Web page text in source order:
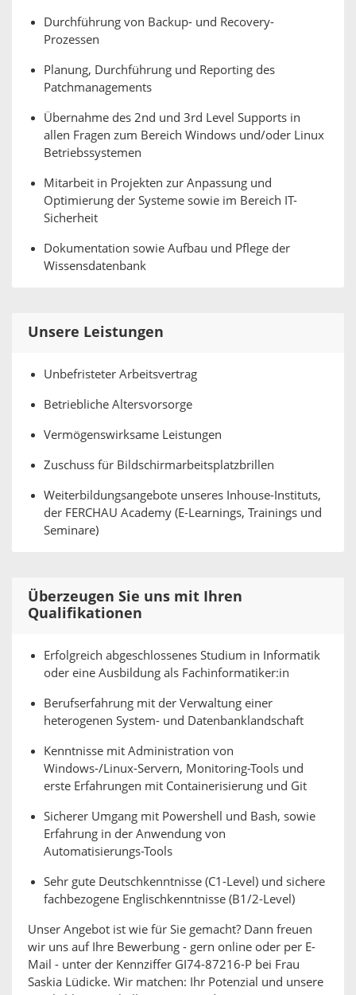
Durchführung von Backup- und Recovery-
Prozessen
Planung, Durchführung und Reporting des
Patchmanagements
Übernahme des 2nd und 3rd Level Supports in
allen Fragen zum Bereich Windows und/oder Linux
Betriebssystemen
Mitarbeit in Projekten zur Anpassung und
Optimierung der Systeme sowie im Bereich IT-
Sicherheit
Dokumentation sowie Aufbau und Pflege der
Wissensdatenbank
Unsere Leistungen
Unbefristeter Arbeitsvertrag
Betriebliche Altersvorsorge
Vermögenswirksame Leistungen
Zuschuss für Bildschirmarbeitsplatzbrillen
Weiterbildungsangebote unseres Inhouse-Instituts,
der FERCHAU Academy (E-Learnings, Trainings und
Seminare)
Überzeugen Sie uns mit Ihren
Qualifikationen
Erfolgreich abgeschlossenes Studium in Informatik
oder eine Ausbildung als Fachinformatiker:in
Berufserfahrung mit der Verwaltung einer
heterogenen System- und Datenbanklandschaft
Kenntnisse mit Administration von
Windows-/Linux-Servern, Monitoring-Tools und
erste Erfahrungen mit Containerisierung und Git
Sicherer Umgang mit Powershell und Bash, sowie
Erfahrung in der Anwendung von
Automatisierungs-Tools
Sehr gute Deutschkenntnisse (C1-Level) und sichere
fachbezogene Englischkenntnisse (B1/2-Level)
Unser Angebot ist wie für Sie gemacht? Dann freuen
wir uns auf Ihre Bewerbung - gern online oder per E-
Mail - unter der Kennziffer GI74-87216-P bei Frau
Saskia Lüdicke. Wir matchen: Ihr Potenzial und unsere